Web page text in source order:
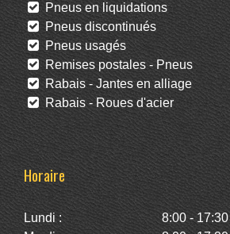
Pneus en liquidations
Pneus discontinués
Pneus usagés
Remises postales - Pneus
Rabais - Jantes en alliage
Rabais - Roues d'acier
Horaire
Lundi :
8:00 - 17:30